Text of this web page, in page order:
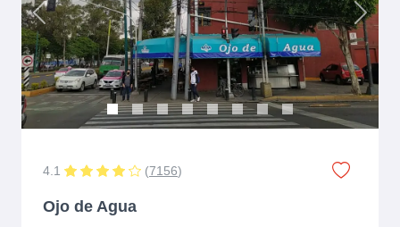
Previous Next
4.1 (7156)
Ojo de Agua